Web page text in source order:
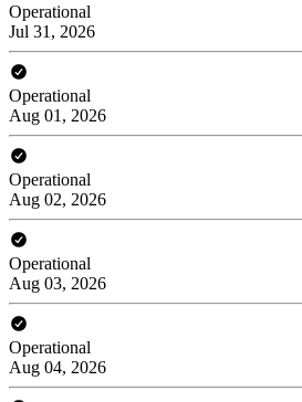
Operational
Jul 31, 2026
Operational
Aug 01, 2026
Operational
Aug 02, 2026
Operational
Aug 03, 2026
Operational
Aug 04, 2026